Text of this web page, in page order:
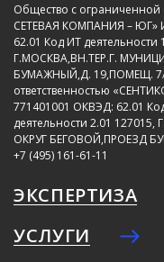
Общество с
СЕТЕВАЯ КОМПАНИЯ – ЮГ»
62.01 Код ИТ деятельности
Г.МОСКВА,ВН.ТЕР.Г.
БУМАЖНЫЙ,Д. 19,ПОМЕЩ.
ответственностью
771401001 ОКВЭД: 62.01
деятельности 2.01 127015,
ОКРУГ БЕГОВОЙ,ПРОЕЗД
+7 (495) 161-61-11
ЭКСПЕРТИЗА
УСЛУГИ